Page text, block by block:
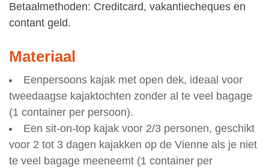
Betaalmethoden: Creditcard, vakantiecheques en
contant geld.
Materiaal
Eenpersoons kajak met open dek, ideaal voor
tweedaagse kajaktochten zonder al te veel bagage
(1 container per persoon).
Een sit-on-top kajak voor 2/3 personen, geschikt
voor 2 tot 3 dagen kajakken op de Vienne als je niet
te veel bagage meeneemt (1 container per